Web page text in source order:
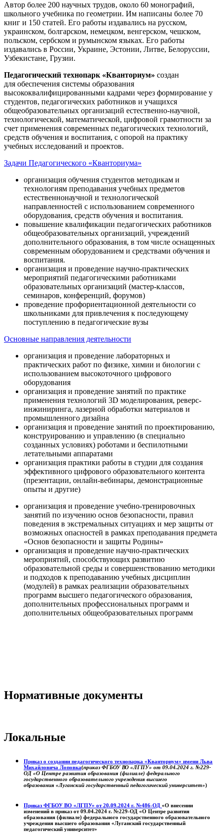
Автор более 200 научных трудов, около 60 монографий,
школьного учебника по геометрии. Им написаны более 70
книг и 150 статей. Его работы издавались на русском,
украинском, болгарском, немецком, венгерском, чешском,
польском, сербском и румынском языках. Его работы
издавались в России, Украине, Эстонии, Литве, Белоруссии,
Узбекистане, Грузии.
Педагогический технопарк «Кванториум» создан
для обеспечения системы образования
высококвалифицированными кадрами через формирование у
студентов, педагогических работников и учащихся
общеобразовательных организаций естественно-научной,
технологической, математической, цифровой грамотности за
счет применения современных педагогических технологий,
средств обучения и воспитания, с опорой на практику
учебных исследований и проектов.
Задачи Педагогического «Кванториума»
организация обучения студентов методикам и
технологиям преподавания учебных предметов
естественнонаучной и технологической
направленностей с использованием современного
оборудования, средств обучения и воспитания.
повышение квалификации педагогических работников
общеобразовательных организаций, учреждений
дополнительного образования, в том числе оснащенных
современным оборудованием и средствами обучения и
воспитания.
организация и проведение научно-практических
мероприятий педагогическими работниками
образовательных организаций (мастер-классов,
семинаров, конференций, форумов)
проведение профориентационной деятельности со
школьниками для привлечения к последующему
поступлению в педагогические вузы
Основные направления деятельности
организация и проведение лабораторных и
практических работ по физике, химии и биологии с
использованием высокоточного цифрового
оборудования
организация и проведение занятий по практике
применения технологий 3D моделирования, реверс-
инжиниринга, лазерной обработки материалов и
промышленного дизайна
организация и проведение занятий по проектированию,
конструированию и управлению (в специально
созданных условиях) роботами и беспилотными
летательными аппаратами
организация практики работы в студии для создания
эффективного цифрового образовательного контента
(презентации, онлайн-вебинары, демонстрационные
опыты и другие)
организация и проведение учебно-тренировочных
занятий по изучению основ безопасности, правил
поведения в экстремальных ситуациях и мер защиты от
возможных опасностей в рамках преподавания предмета
«Основ безопасности и защиты Родины»
организация и проведение научно-практических
мероприятий, способствующих развитию
образовательной среды и совершенствованию методики
и подходов к преподаванию учебных дисциплин
(модулей) в рамках реализации образовательных
программ высшего педагогического образования,
дополнительных профессиональных программ и
дополнительных общеобразовательных программ
Нормативные документы
Локальные
Приказ о создании педагогического технопарка «Кванториум» имени Льва
Михайловича Лоповка(приказ ФГБОУ ВО «ЛГПУ» от 09.04.2024 г. №229-
ОД «О Центре развития образования (филиале) федерального
государственного образовательного учреждения высшего
образования «Луганский государственный педагогический университет»)
Приказ ФГБОУ ВО «ЛГПУ» от 20.09.2024 г. №486-ОД «О внесении
изменений в приказ от 09.04.2024 г. №229-ОД «О Центре развития
образования (филиале) федерального государственного образовательного
учреждения высшего образования «Луганский государственный
педагогический университет»